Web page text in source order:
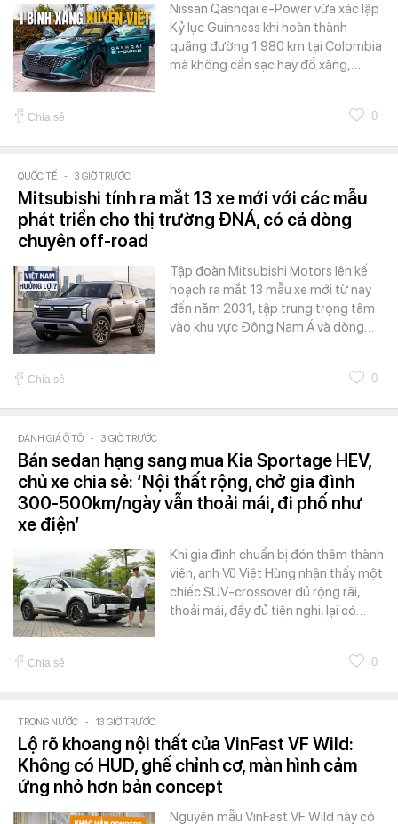
Nissan Qashqai e-Power vừa xác lập
Kỷ lục Guinness khi hoàn thành
quãng đường 1.980 km tại Colombia
mà không cần sạc hay đổ xăng,…
Chia sẻ 0
QUỐC TẾ - 3 GIỜ TRƯỚC
Mitsubishi tính ra mắt 13 xe mới với các mẫu
phát triển cho thị trường ĐNÁ, có cả dòng
chuyên off-road
Tập đoàn Mitsubishi Motors lên kế
hoạch ra mắt 13 mẫu xe mới từ nay
đến năm 2031, tập trung trọng tâm
vào khu vực Đông Nam Á và dòng…
Chia sẻ 0
ĐÁNH GIÁ Ô TÔ - 3 GIỜ TRƯỚC
Bán sedan hạng sang mua Kia Sportage HEV,
chủ xe chia sẻ: ‘Nội thất rộng, chở gia đình
300-500km/ngày vẫn thoải mái, đi phố như
xe điện’
Khi gia đình chuẩn bị đón thêm thành
viên, anh Vũ Việt Hùng nhận thấy một
chiếc SUV-crossover đủ rộng rãi,
thoải mái, đầy đủ tiện nghi, lại có…
Chia sẻ 0
TRONG NƯỚC - 13 GIỜ TRƯỚC
Lộ rõ khoang nội thất của VinFast VF Wild:
Không có HUD, ghế chỉnh cơ, màn hình cảm
ứng nhỏ hơn bản concept
Nguyên mẫu VinFast VF Wild này có